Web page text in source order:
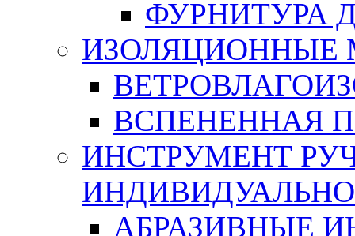
ФУРНИТУРА
ИЗОЛЯЦИОННЫЕ
ВСПЕНЕННАЯ
ИНСТРУМЕНТ
АБРАЗИВНЫЕ